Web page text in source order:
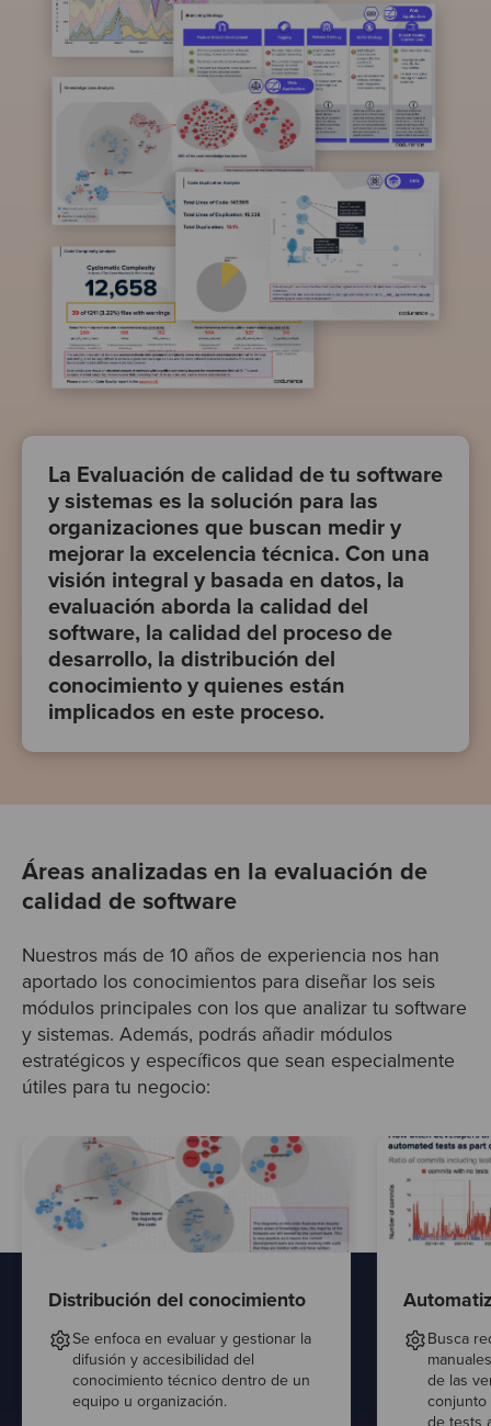
La Evaluación de calidad de tu software
y sistemas es la solución para las
organizaciones que buscan medir y
mejorar la excelencia técnica. Con una
visión integral y basada en datos, la
evaluación aborda la calidad del
software, la calidad del proceso de
desarrollo, la distribución del
conocimiento y quienes están
implicados en este proceso.
Áreas analizadas en la evaluación de
calidad de software
Nuestros más de 10 años de experiencia nos han
aportado los conocimientos para diseñar los seis
módulos principales con los que analizar tu software
y sistemas. Además, podrás añadir módulos
estratégicos y específicos que sean especialmente
útiles para tu negocio:
Distribución del conocimiento
Se enfoca en evaluar y gestionar la
difusión y accesibilidad del
conocimiento técnico dentro de un
equipo u organización.
Busca
de las
conjunto
de tests